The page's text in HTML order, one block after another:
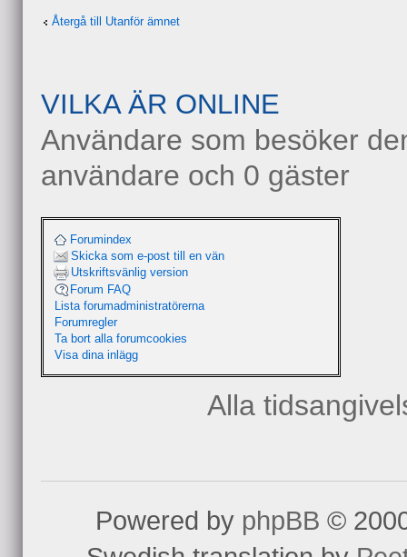
Återgå till Utanför ämnet
VILKA ÄR ONLINE
Användare som besöker
användare och 0 gäster
Forumindex
Skicka som e-post till en vän
Utskriftsvänlig version
Forum FAQ
Lista forumadministratörerna
Forumregler
Ta bort alla forumcookies
Visa dina inlägg
Alla
Powered by phpBB ©